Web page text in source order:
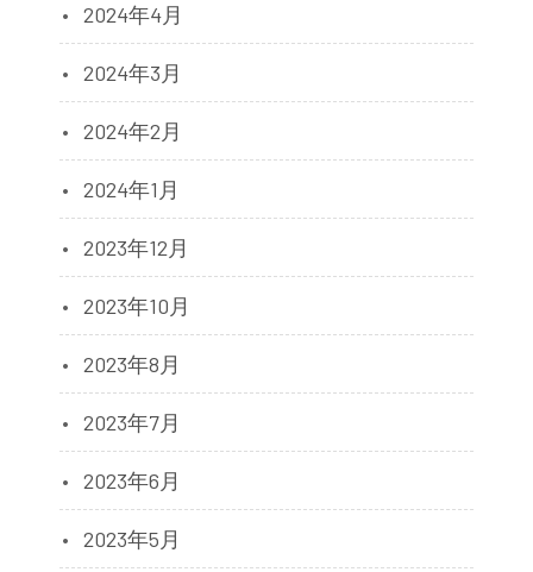
2024年4月
2024年3月
2024年2月
2024年1月
2023年12月
2023年10月
2023年8月
2023年7月
2023年6月
2023年5月